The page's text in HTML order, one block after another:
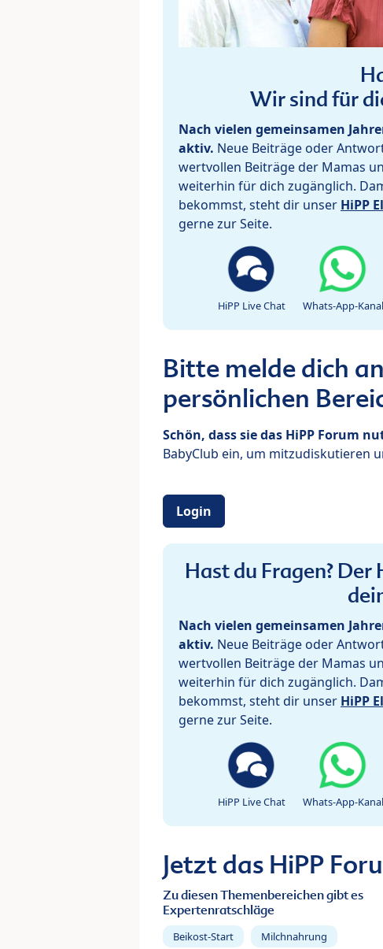
Wir sind für
Nach vielen gemeinsamen
aktiv. Neue Beiträge oder
wertvollen Beiträge der Mamas
weiterhin für dich zugänglich.
bekommst, steht dir unser HiPP
gerne zur Seite.
HiPP Live Chat Whats-App-Kanal
Bitte melde dich
persönlichen
Schön, dass sie das HiPP Forum
BabyClub ein, um mitzudiskutieren
Login
Hast du Fragen?
Nach vielen gemeinsamen
aktiv. Neue Beiträge oder
wertvollen Beiträge der Mamas
weiterhin für dich zugänglich.
bekommst, steht dir unser HiPP
gerne zur Seite.
HiPP Live Chat Whats-App-Kanal
Jetzt das HiPP
Zu diesen Themenbereichen gibt es
Expertenratschläge
Beikost-Start Milchnahrung